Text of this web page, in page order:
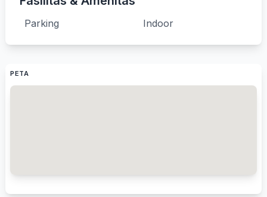
Parking Indoor
PETA